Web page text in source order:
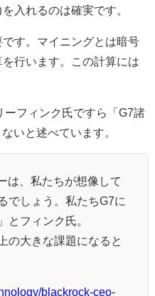
入れるのは確実です。
す。マイニングとは暗号
行います。この計算には
ーフィンク氏ですら「G7諸
いと述べています。
は、私たちが想像して
でしょう。私たちG7に
とフィンク氏。
の大きな課題になると
blackrock-ceo-